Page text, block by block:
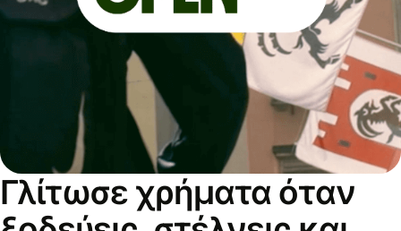
Γλίτωσε χρήματα όταν